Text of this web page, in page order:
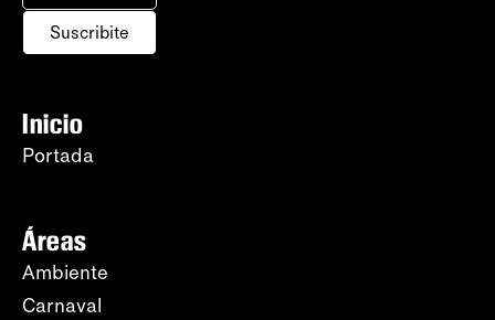
Suscribite
Inicio
Portada
Áreas
Ambiente
Carnaval